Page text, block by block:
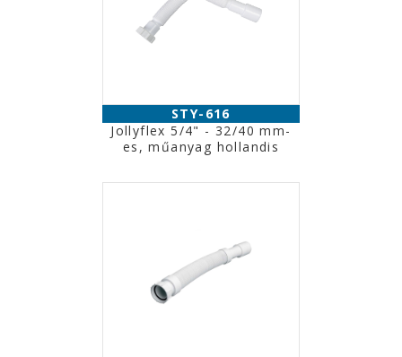
STY-616
Jollyflex 5/4" - 32/40 mm-
es, műanyag hollandis